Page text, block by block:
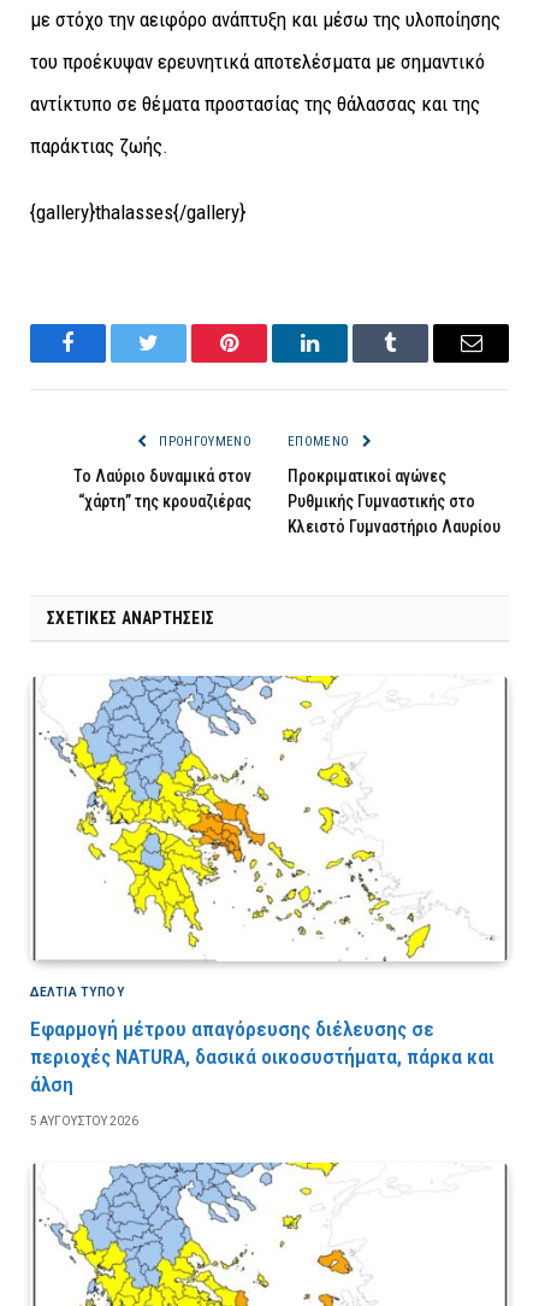
με στόχο την αειφόρο ανάπτυξη και μέσω της υλοποίησης
του προέκυψαν ερευνητικά αποτελέσματα με σημαντικό
αντίκτυπο σε θέματα προστασίας της θάλασσας και της
παράκτιας ζωής.
{gallery}thalasses{/gallery}
FacebookTwitter Pinterest LinkedInTumblr Email
ΠΡΟΗΓΟΎΜΕΝΟ
Το Λαύριο δυναμικά στον
“χάρτη” της κρουαζιέρας
ΕΠΌΜΕΝΟ
Προκριματικοί αγώνες
Ρυθμικής Γυμναστικής στο
Κλειστό Γυμναστήριο Λαυρίου
ΣΧΕΤΙΚΈΣ ΑΝΑΡΤΉΣΕΙΣ
ΔΕΛΤΙΑ ΤΥΠΟΥ
Εφαρμογή μέτρου απαγόρευσης διέλευσης σε
περιοχές NATURA, δασικά οικοσυστήματα, πάρκα και
άλση
5 ΑΥΓΟΎΣΤΟΥ 2026